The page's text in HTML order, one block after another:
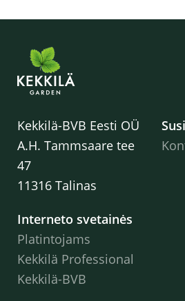
Kekkilä-BVB Eesti OÜ
A.H. Tammsaare tee
47
11316 Talinas
Interneto svetainės
Platintojams
Kekkilä Professional
Kekkilä-BVB